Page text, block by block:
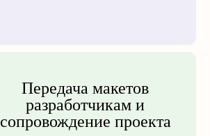
Передача макетов
разработчикам и
сопровождение проекта